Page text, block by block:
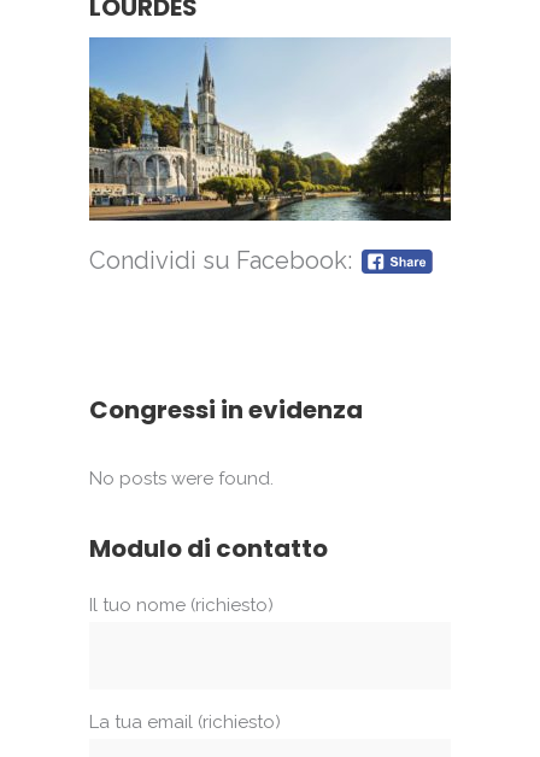
LOURDES
Condividi su Facebook:
Congressi in evidenza
No posts were found.
Modulo di contatto
Il tuo nome (richiesto)
La tua email (richiesto)